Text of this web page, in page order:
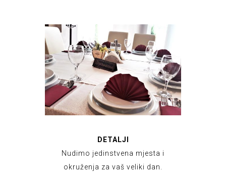
DETALJI
Nudimo jedinstvena mjesta i
okruženja za vaš veliki dan.